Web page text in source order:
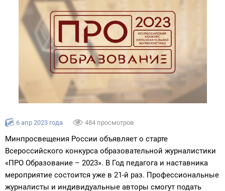
6 апр 2023 года 484 просмотров
Минпросвещения России объявляет о старте
Всероссийского конкурса образовательной журналистики
«ПРО Образование – 2023». В Год педагога и наставника
мероприятие состоится уже в 21-й раз. Профессиональные
журналисты и индивидуальные авторы смогут подать